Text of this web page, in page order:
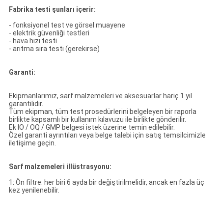
Fabrika testi şunları içerir:
- fonksiyonel test ve görsel muayene
- elektrik güvenliği testleri
- hava hızı testi
- arıtma sıra testi (gerekirse)
Garanti:
Ekipmanlarımız, sarf malzemeleri ve aksesuarlar hariç 1 yıl
garantilidir.
Tüm ekipman, tüm test prosedürlerini belgeleyen bir raporla
birlikte kapsamlı bir kullanım kılavuzu ile birlikte gönderilir.
Ek IO / OQ / GMP belgesi istek üzerine temin edilebilir.
Özel garanti ayrıntıları veya belge talebi için satış temsilcimizle
iletişime geçin.
Sarf malzemeleri illüstrasyonu:
1: Ön filtre: her biri 6 ayda bir değiştirilmelidir, ancak en fazla üç
kez yenilenebilir.